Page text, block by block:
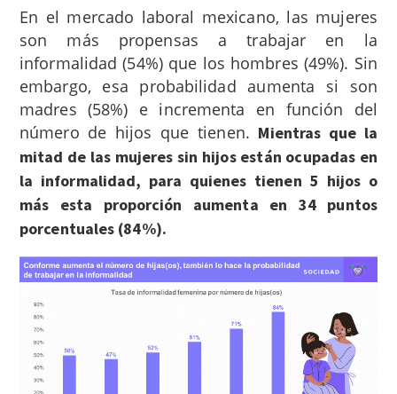
En el mercado laboral mexicano, las mujeres
son más propensas a trabajar en la
informalidad (54%) que los hombres (49%). Sin
embargo, esa probabilidad aumenta si son
madres (58%) e incrementa en función del
número de hijos que tienen. Mientras que la
mitad de las mujeres sin hijos están ocupadas en
la informalidad, para quienes tienen 5 hijos o
más esta proporción aumenta en 34 puntos
porcentuales (84%).